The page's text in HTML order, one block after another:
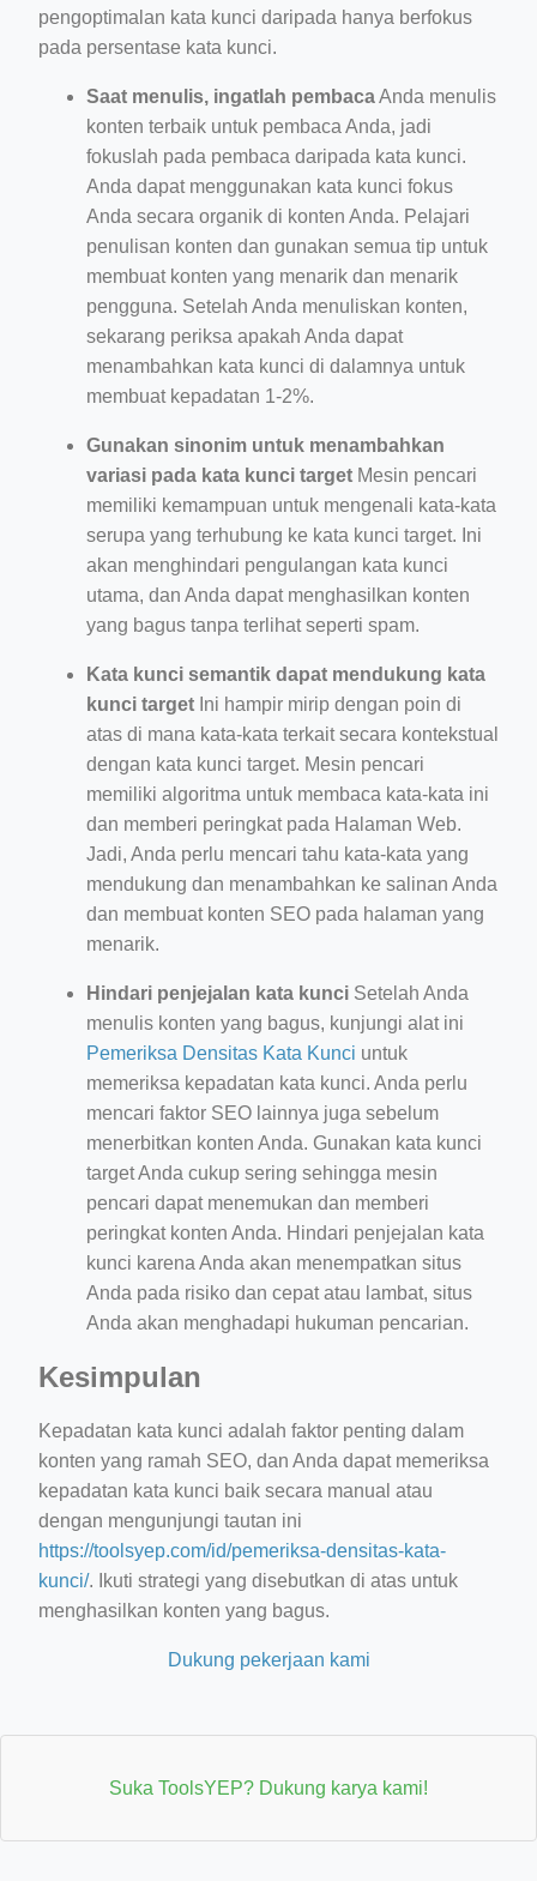
pengoptimalan kata kunci daripada hanya berfokus
pada persentase kata kunci.
Saat menulis, ingatlah pembacaAnda menulis
konten terbaik untuk pembaca Anda, jadi
fokuslah pada pembaca daripada kata kunci.
Anda dapat menggunakan kata kunci fokus
Anda secara organik di konten Anda. Pelajari
penulisan konten dan gunakan semua tip untuk
membuat konten yang menarik dan menarik
pengguna. Setelah Anda menuliskan konten,
sekarang periksa apakah Anda dapat
menambahkan kata kunci di dalamnya untuk
membuat kepadatan 1-2%.
Gunakan sinonim untuk menambahkan
variasi pada kata kunci target Mesin pencari
memiliki kemampuan untuk mengenali kata-kata
serupa yang terhubung ke kata kunci target. Ini
akan menghindari pengulangan kata kunci
utama, dan Anda dapat menghasilkan konten
yang bagus tanpa terlihat seperti spam.
Kata kunci semantik dapat mendukung kata
kunci target Ini hampir mirip dengan poin di
atas di mana kata-kata terkait secara kontekstual
dengan kata kunci target. Mesin pencari
memiliki algoritma untuk membaca kata-kata ini
dan memberi peringkat pada Halaman Web.
Jadi, Anda perlu mencari tahu kata-kata yang
mendukung dan menambahkan ke salinan Anda
dan membuat konten SEO pada halaman yang
menarik.
Hindari penjejalan kata kunci Setelah Anda
menulis konten yang bagus, kunjungi alat ini
Pemeriksa Densitas Kata Kunci untuk
memeriksa kepadatan kata kunci. Anda perlu
mencari faktor SEO lainnya juga sebelum
menerbitkan konten Anda. Gunakan kata kunci
target Anda cukup sering sehingga mesin
pencari dapat menemukan dan memberi
peringkat konten Anda. Hindari penjejalan kata
kunci karena Anda akan menempatkan situs
Anda pada risiko dan cepat atau lambat, situs
Anda akan menghadapi hukuman pencarian.
Kesimpulan
Kepadatan kata kunci adalah faktor penting dalam
konten yang ramah SEO, dan Anda dapat memeriksa
kepadatan kata kunci baik secara manual atau
dengan mengunjungi tautan ini
https://toolsyep.com/id/pemeriksa-densitas-kata-
kunci/. Ikuti strategi yang disebutkan di atas untuk
menghasilkan konten yang bagus.
Dukung pekerjaan kami
Suka ToolsYEP? Dukung karya kami!